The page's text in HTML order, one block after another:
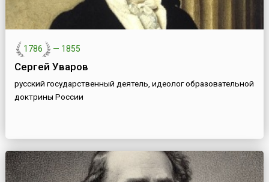
1786 — 1855
Сергей Уваров
русский государственный деятель, идеолог образовательной
доктрины России